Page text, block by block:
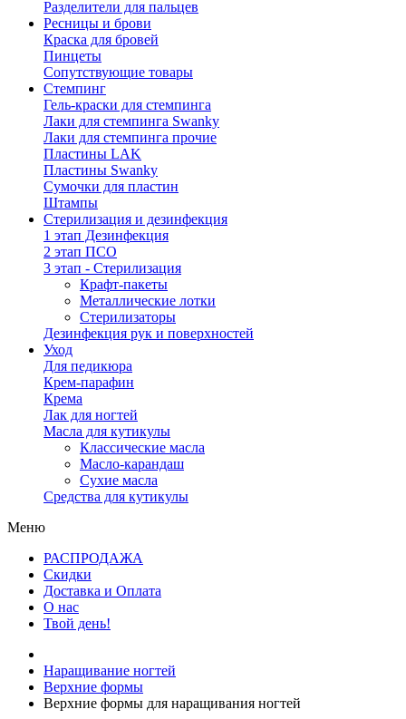
Разделители для пальцев
Ресницы и брови
Краска для бровей
Пинцеты
Сопутствующие товары
Стемпинг
Гель-краски для стемпинга
Лаки для стемпинга Swanky
Лаки для стемпинга прочие
Пластины LAK
Пластины Swanky
Сумочки для пластин
Штампы
Стерилизация и дезинфекция
1 этап Дезинфекция
2 этап ПСО
3 этап - Стерилизация
Крафт-пакеты
Металлические лотки
Стерилизаторы
Дезинфекция рук и поверхностей
Уход
Для педикюра
Крем-парафин
Крема
Лак для ногтей
Масла для кутикулы
Классические масла
Масло-карандаш
Сухие масла
Средства для кутикулы
Меню
РАСПРОДАЖА
Скидки
Доставка и Оплата
О нас
Твой день!
Наращивание ногтей
Верхние формы
Верхние формы для наращивания ногтей